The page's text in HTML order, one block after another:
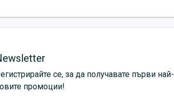
се, за да получавате първи най-
промоции!